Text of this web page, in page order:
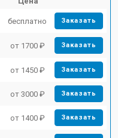
бесплатно Заказать
от 1700 ₽ Заказать
от 1450 ₽ Заказать
от 3000 ₽ Заказать
от 1400 ₽ Заказать